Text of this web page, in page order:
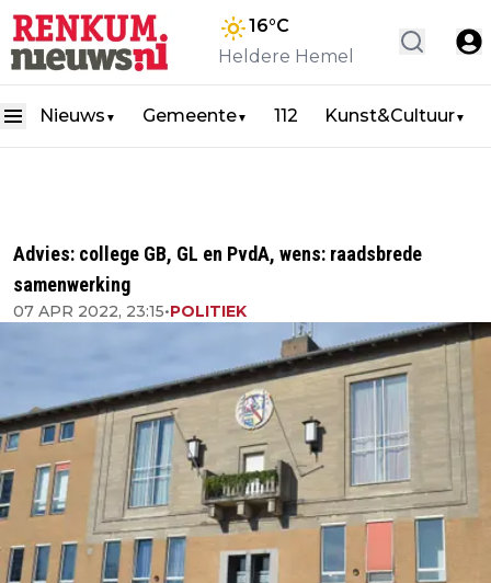
16°C
Heldere Hemel
Nieuws ▼ Gemeente▼ 112 Kunst&Cultuur▼
Advies: college GB, GL en PvdA, wens: raadsbrede
samenwerking
07 APR 2022, 23:15•POLITIEK